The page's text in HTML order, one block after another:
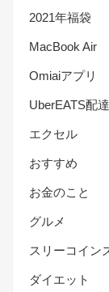
2021年福袋
MacBook Air
Omiaiアプリ
UberEATS配
エクセル
おすすめ
お金のこと
グルメ
スリーコイン
ダイエット